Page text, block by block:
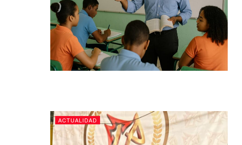
ACTUALIDAD